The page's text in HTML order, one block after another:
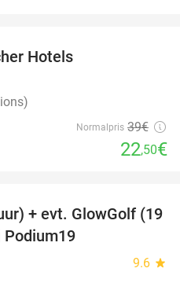
Hotels
Normalpris 39€
22,50€
36%
+ evt. GlowGolf (19
9.6 star